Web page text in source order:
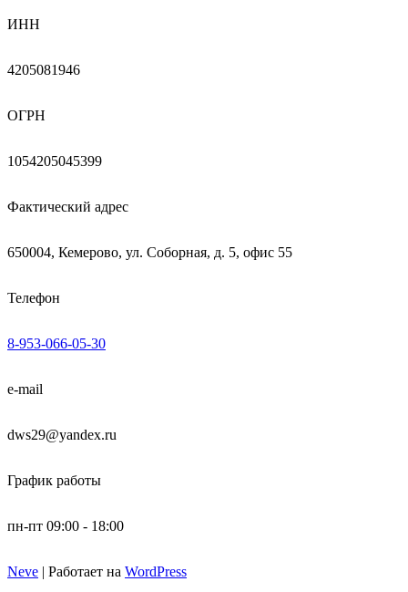
ИНН
4205081946
ОГРН
1054205045399
Фактический адрес
650004, Кемерово, ул. Соборная, д. 5, офис 55
Телефон
8-953-066-05-30
e-mail
dws29@yandex.ru
График работы
пн-пт 09:00 - 18:00
Neve | Работает на WordPress